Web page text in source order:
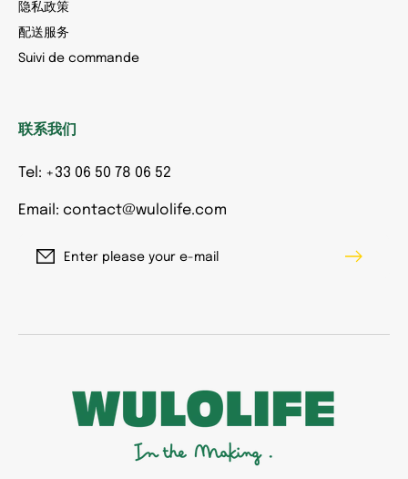
隐私政策
配送服务
Suivi de commande
联系我们
Tel: +33 06 50 78 06 52
Email: contact@wulolife.com
Enter please your e-mail